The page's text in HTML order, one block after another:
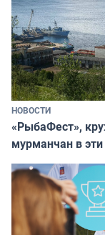
НОВОСТИ
«РыбаФест»,
мурманчан в